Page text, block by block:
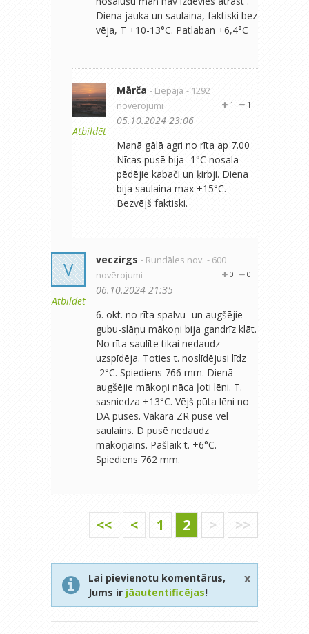
Diena jauka un saulaina, faktiski bez
vēja, T +10-13°C. Patlaban +6,4°C
Atbildēt
Mārča - Liepāja - 1292
novērojumi
1
1
05.10.2024 23:06
Manā gālā agri no rīta ap 7.00
Nīcas pusē bija -1°C nosala
pēdējie kabači un ķirbji. Diena
bija saulaina max +15°C.
Bezvējš faktiski.
V
Atbildēt
veczirgs - Rundāles nov. - 600
novērojumi
0
0
06.10.2024 21:35
6. okt. no rīta spalvu- un augšējie
gubu-slāņu mākoņi bija gandrīz klāt.
No rīta saulīte tikai nedaudz
uzspīdēja. Toties t. noslīdējusi līdz
-2°C. Spiediens 766 mm. Dienā
augšējie mākoņi nāca ļoti lēni. T.
sasniedza +13°C. Vējš pūta lēni no
DA puses. Vakarā ZR pusē vel
saulains. D pusē nedaudz
mākoņains. Pašlaik t. +6°C.
Spiediens 762 mm.
<< < 1 2 > >>
Lai pievienotu komentārus,
Jums ir jāautentificējas!
x